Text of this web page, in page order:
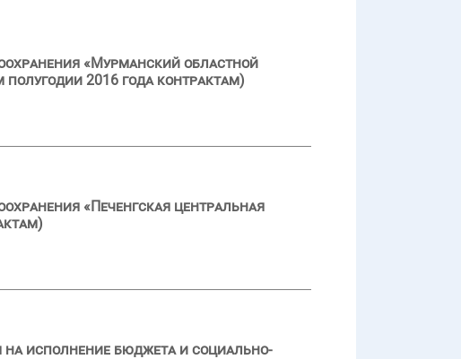
«Мурманский областной
2016 года контрактам)
«Печенгская центральная
исполнение бюджета и социально-